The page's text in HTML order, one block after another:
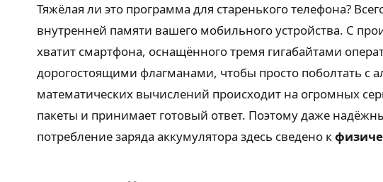
Тяжёлая ли это программа для старенького телефона?
внутренней памяти вашего мобильного устройства. С
хватит смартфона, оснащённого тремя гигабайтами
дорогостоящими флагманами, чтобы просто поболтать с
математических вычислений происходит на огромных
пакеты и принимает готовый ответ. Поэтому даже
потребление заряда аккумулятора здесь сведено к